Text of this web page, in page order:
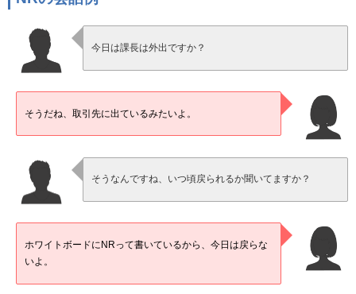
今日は課長は外出ですか？
そうだね、取引先に出ているみたいよ。
そうなんですね、いつ頃戻られるか聞いてますか？
ホワイトボードにNRって書いているから、今日は戻らな
いよ。